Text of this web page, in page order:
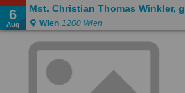
6
Aug
Mst. Christian Thomas Winkler,
Wien 1200 Wien